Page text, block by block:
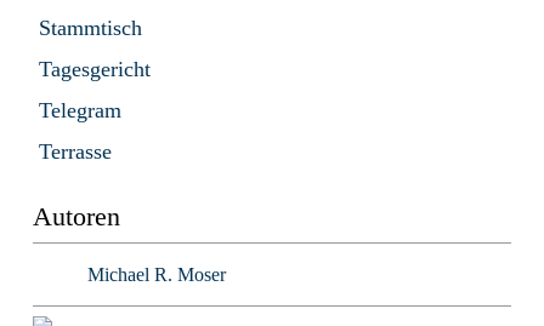
Stammtisch
Tagesgericht
Telegram
Terrasse
Autoren
Michael R. Moser